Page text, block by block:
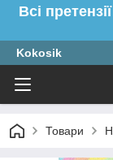
Всі
Kokosik
Товари